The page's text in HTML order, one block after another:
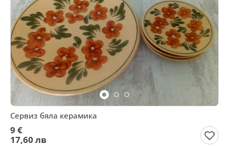
Сервиз бяла керамика
9 €
17,60 лв